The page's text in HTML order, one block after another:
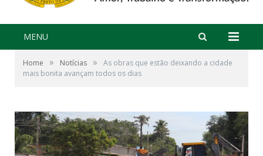
MENU
Home » Notícias »
As obras que estão deixando a cidade
mais bonita avançam todos os dias